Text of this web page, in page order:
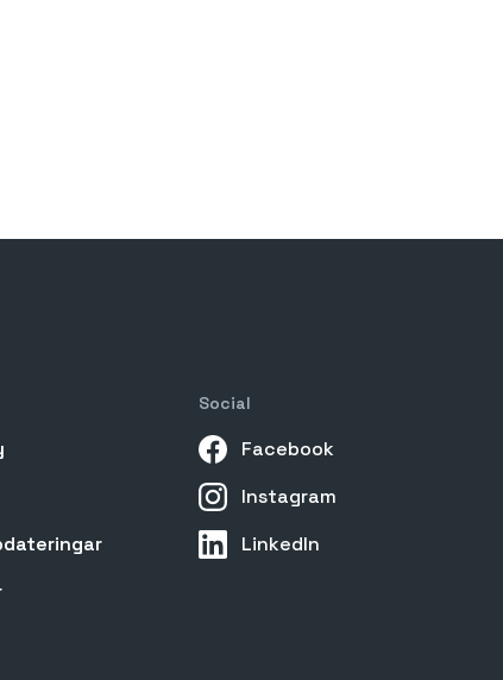
Social
Facebook
Instagram
LinkedIn